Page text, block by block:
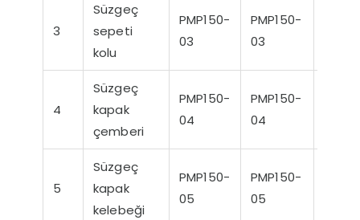
3
Süzgeç
sepeti
kolu
PMP150-
03
PMP150-
03
4
Süzgeç
kapak
çemberi
PMP150-
04
PMP150-
04
5
Süzgeç
kapak
kelebeği
PMP150-
05
PMP150-
05